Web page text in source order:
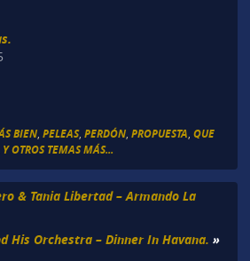
BIEN, PELEAS, PERDÓN, PROPUESTA, QUE
Y OTROS TEMAS MÁS...
& Tania Libertad – Armando La
His Orchestra – Dinner In Havana. »